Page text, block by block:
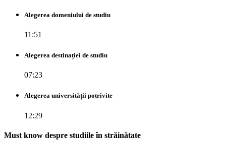
Alegerea domeniului de studiu
11:51
Alegerea destinației de studiu
07:23
Alegerea universității potrivite
12:29
Must know despre studiile în străinătate